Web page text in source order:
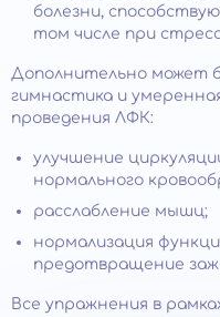
болезни,
том числе при
Дополнительно может
гимнастика и
проведения ЛФК:
улучшение
нормального
расслабление мышц;
нормализация
предотвращение
Все упражнения в